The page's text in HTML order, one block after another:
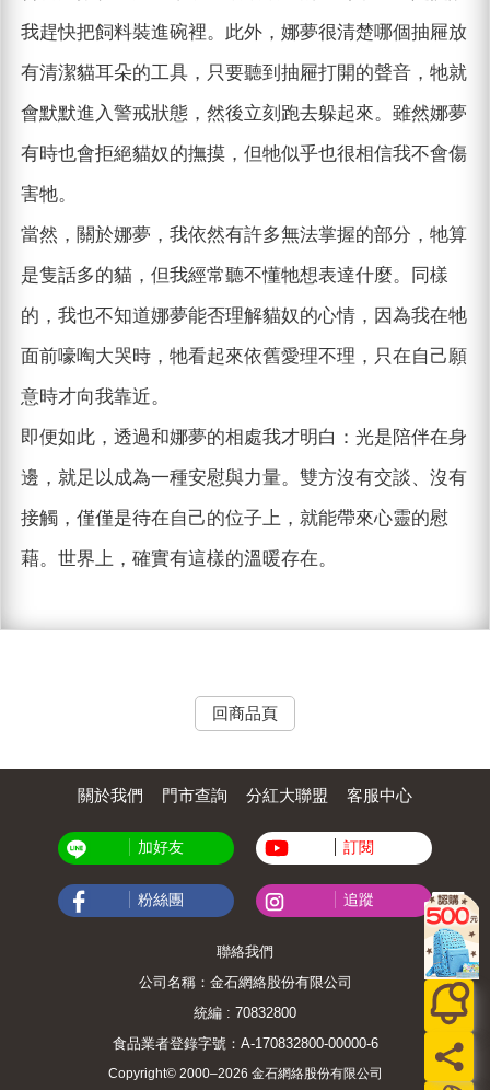
我趕快把飼料裝進碗裡。此外，娜夢很清楚哪個抽屜放
有清潔貓耳朵的工具，只要聽到抽屜打開的聲音，牠就
會默默進入警戒狀態，然後立刻跑去躲起來。雖然娜夢
有時也會拒絕貓奴的撫摸，但牠似乎也很相信我不會傷
害牠。
當然，關於娜夢，我依然有許多無法掌握的部分，牠算
是隻話多的貓，但我經常聽不懂牠想表達什麼。同樣
的，我也不知道娜夢能否理解貓奴的心情，因為我在牠
面前嚎啕大哭時，牠看起來依舊愛理不理，只在自己願
意時才向我靠近。
即便如此，透過和娜夢的相處我才明白：光是陪伴在身
邊，就足以成為一種安慰與力量。雙方沒有交談、沒有
接觸，僅僅是待在自己的位子上，就能帶來心靈的慰
藉。世界上，確實有這樣的溫暖存在。
回商品頁
關於我們 門市查詢 分紅大聯盟 客服中心
加好友 訂閱
粉絲團 追蹤
聯絡我們
公司名稱：金石網絡股份有限公司
統編 : 70832800
食品業者登錄字號：A-170832800-00000-6
Copyright© 2000–2026 金石網絡股份有限公司